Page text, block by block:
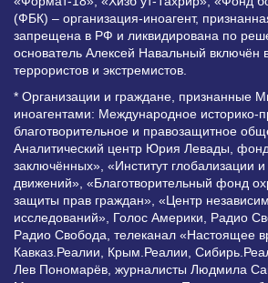
(ФБК) – организация-иноагент,
запрещена в РФ и ликвидирована по
основатель Алексей Навальный включён
террористов и экстремистов.
* Организации и граждане, признанные
иноагентами: Международное историко-
благотворительное и правозащитное
Аналитический центр Юрия Левады,
заключённых», «Институт глобализации
движений», «Благотворительный фонд
защиты прав граждан», «Центр
исследований», Голос Америки, Радио
Радио Свобода, телеканал «Настоящее
Кавказ.Реалии, Крым.Реалии,
Лев Пономарёв, журналисты Людмила